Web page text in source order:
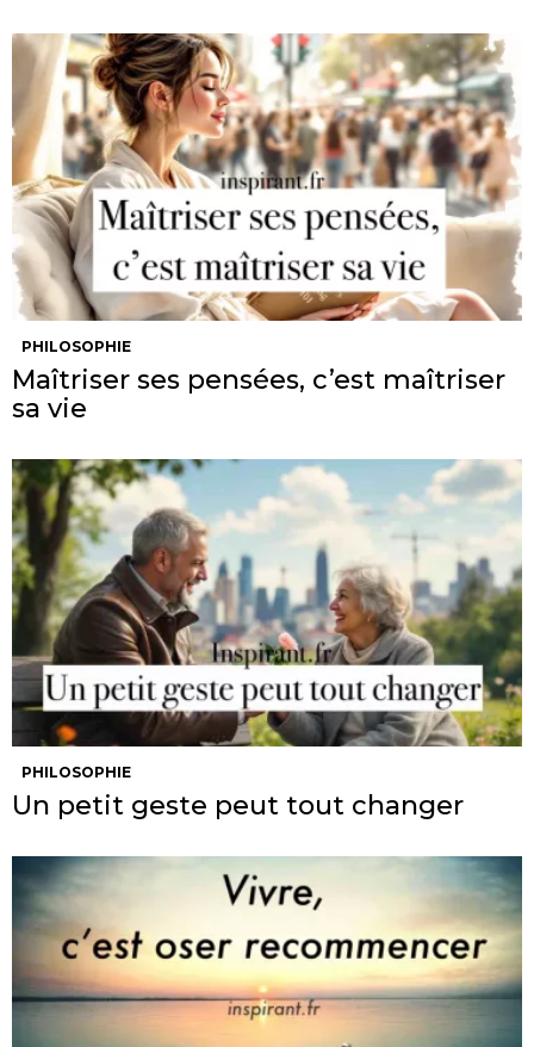
PHILOSOPHIE
Maîtriser ses pensées, c’est maîtriser
sa vie
PHILOSOPHIE
Un petit geste peut tout changer